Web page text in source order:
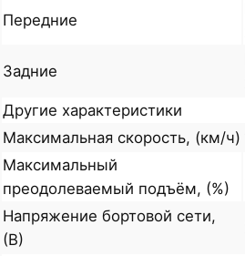
Передние
Задние
Другие характеристики
Максимальная скорость, (км/ч)
Максимальный
преодолеваемый подъём, (%)
Напряжение бортовой сети,
(В)